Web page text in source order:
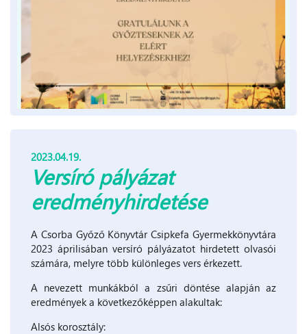
2023.04.19.
Versíró pályázat
eredményhirdetése
A Csorba Győző Könyvtár Csipkefa Gyermekkönyvtára
2023 áprilisában versíró pályázatot hirdetett olvasói
számára, melyre több különleges vers érkezett.
A nevezett munkákból a zsűri döntése alapján az
eredmények a következőképpen alakultak:
Alsós korosztály: